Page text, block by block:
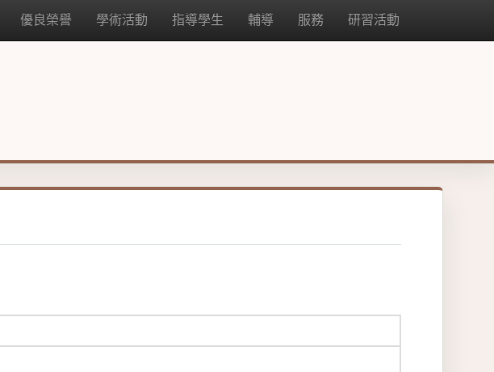
優良榮譽 學術活動 指導學生 輔導 服務 研習活動